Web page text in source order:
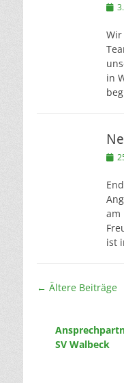
in
am
ist
← Ältere Beiträge
SV Walbeck